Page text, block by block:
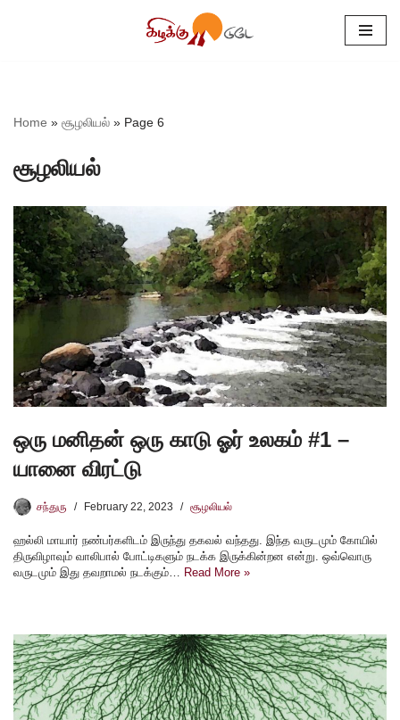
Home » சூழலியல் » Page 6
சூழலியல்
ஒரு மனிதன் ஒரு காடு ஓர் உலகம் #1 –
யானை விரட்டு
சந்துரு February 22, 2023 சூழலியல்
ஹல்லி மாயார் நண்பர்களிடம் இருந்து தகவல் வந்தது. இந்த வருடமும் கோயில்
திருவிழாவும் வாலிபால் போட்டிகளும் நடக்க இருக்கின்றன என்று. ஒவ்வொரு
வருடமும் இது தவறாமல் நடக்கும்… Read More »